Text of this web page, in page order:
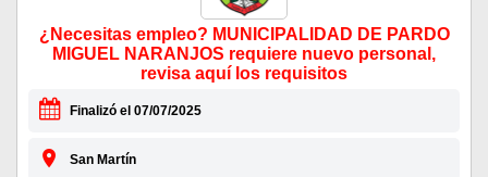
¿Necesitas empleo? MUNICIPALIDAD DE PARDO
MIGUEL NARANJOS requiere nuevo personal,
revisa aquí los requisitos
Finalizó el 07/07/2025
San Martín